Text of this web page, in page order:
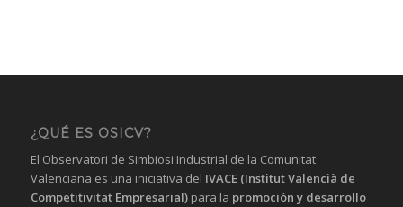
¿QUÉ ES OSICV?
El Observatori de Simbiosi Industrial de la Comunitat
Valenciana es una iniciativa del IVACE (Institut Valencià de
Competitivitat Empresarial)para la promoción y desarrollo